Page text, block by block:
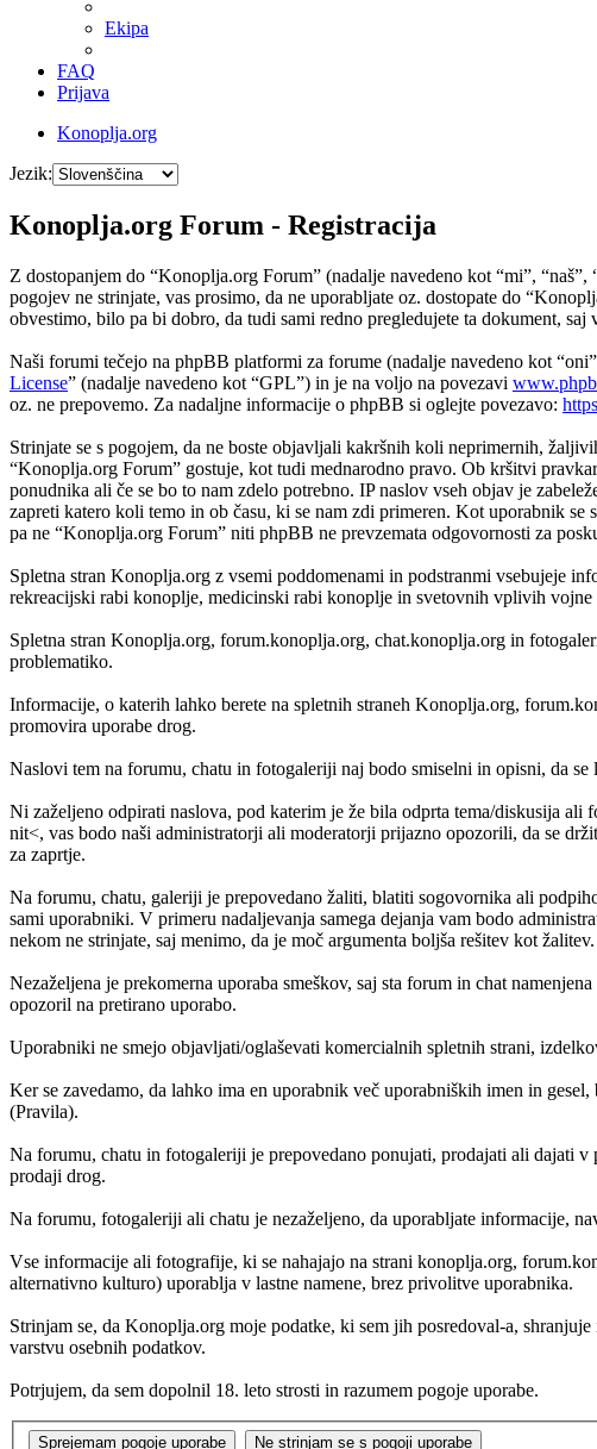
Ekipa
FAQ
Prijava
Konoplja.org
Jezik:
Konoplja.org Forum - Registracija
Z dostopanjem do “Konoplja.org Forum” (nadalje navedeno kot “mi”,
pogojev ne strinjate, vas prosimo, da ne uporabljate oz. dostopate do
obvestimo, bilo pa bi dobro, da tudi sami redno pregledujete ta dokument,
Naši forumi tečejo na phpBB platformi za forume (nadalje navedeno kot
License” (nadalje navedeno kot “GPL”) in je na voljo na povezavi
oz. ne prepovemo. Za nadaljne informacije o phpBB si oglejte povezavo:
Strinjate se s pogojem, da ne boste objavljali kakršnih koli neprimernih,
“Konoplja.org Forum” gostuje, kot tudi mednarodno pravo. Ob kršitvi
ponudnika ali če se bo to nam zdelo potrebno. IP naslov vseh objav je
zapreti katero koli temo in ob času, ki se nam zdi primeren. Kot uporabnik se
pa ne “Konoplja.org Forum” niti phpBB ne prevzemata odgovornosti za
Spletna stran Konoplja.org z vsemi poddomenami in podstranmi vsebujeje
rekreacijski rabi konoplje, medicinski rabi konoplje in svetovnih vplivih vojne
Spletna stran Konoplja.org, forum.konoplja.org, chat.konoplja.org in
problematiko.
Informacije, o katerih lahko berete na spletnih straneh Konoplja.org,
promovira uporabe drog.
Naslovi tem na forumu, chatu in fotogaleriji naj bodo smiselni in opisni, da
Ni zaželjeno odpirati naslova, pod katerim je že bila odprta tema/diskusija
nit<, vas bodo naši administratorji ali moderatorji prijazno opozorili, da se
za zaprtje.
Na forumu, chatu, galeriji je prepovedano žaliti, blatiti sogovornika ali
sami uporabniki. V primeru nadaljevanja samega dejanja vam bodo
nekom ne strinjate, saj menimo, da je moč argumenta boljša rešitev kot žalitev.
Nezaželjena je prekomerna uporaba smeškov, saj sta forum in chat
opozoril na pretirano uporabo.
Uporabniki ne smejo objavljati/oglaševati komercialnih spletnih strani,
Ker se zavedamo, da lahko ima en uporabnik več uporabniških imen in
(Pravila).
Na forumu, chatu in fotogaleriji je prepovedano ponujati, prodajati ali dajati v
prodaji drog.
Na forumu, fotogaleriji ali chatu je nezaželjeno, da uporabljate informacije,
Vse informacije ali fotografije, ki se nahajajo na strani konoplja.org,
alternativno kulturo) uporablja v lastne namene, brez privolitve uporabnika.
Strinjam se, da Konoplja.org moje podatke, ki sem jih posredoval-a,
varstvu osebnih podatkov.
Potrjujem, da sem dopolnil 18. leto strosti in razumem pogoje uporabe.